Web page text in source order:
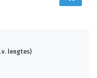
lengtes)